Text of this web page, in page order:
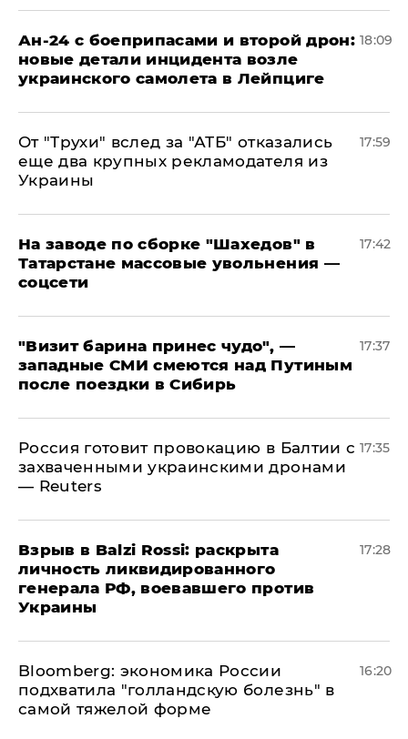
Ан-24 с боеприпасами и второй дрон:
новые детали инцидента возле
украинского самолета в Лейпциге
18:09
От "Трухи" вслед за "АТБ" отказались
еще два крупных рекламодателя из
Украины
17:59
На заводе по сборке "Шахедов" в
Татарстане массовые увольнения —
соцсети
17:42
"Визит барина принес чудо", —
западные СМИ смеются над Путиным
после поездки в Сибирь
17:37
​Россия готовит провокацию в Балтии с
захваченными украинскими дронами
— Reuters
17:35
​Взрыв в Balzi Rossi: раскрыта
личность ликвидированного
генерала РФ, воевавшего против
Украины
17:28
Bloomberg: экономика России
подхватила "голландскую болезнь" в
самой тяжелой форме
16:20